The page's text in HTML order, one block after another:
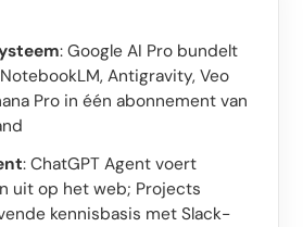
Astro
: Google AI Pro bundelt
Antigravity, Veo
Pro in één abonnement van
: ChatGPT Agent voert
uit op het web; Projects
kennisbasis met Slack-